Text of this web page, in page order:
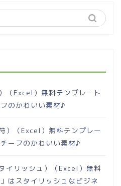
（Excel）無料テンプレート
のかわいい素材♪
）（Excel）無料テンプレー
ーフのかわいい素材♪
イリッシュ）（Excel）無料
はスタイリッシュなビジネ